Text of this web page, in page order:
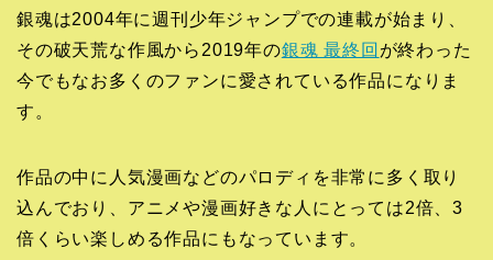
銀魂は2004年に週刊少年ジャンプでの連載が始まり、
その破天荒な作風から2019年の銀魂 最終回 が終わった
今でもなお多くのファンに愛されている作品になりま
す。
作品の中に人気漫画などのパロディを非常に多く取り
込んでおり、アニメや漫画好きな人にとっては2倍、3
倍くらい楽しめる作品にもなっています。